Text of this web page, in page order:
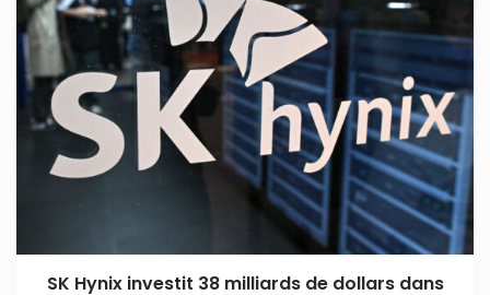
SK Hynix investit 38 milliards de dollars dans